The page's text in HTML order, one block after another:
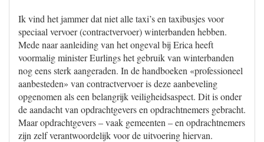
Ik vind het jammer dat niet alle taxi’s en taxibusjes voor
speciaal vervoer (contractvervoer) winterbanden hebben.
Mede naar aanleiding van het ongeval bij Erica heeft
voormalig minister Eurlings het gebruik van winterbanden
nog eens sterk aangeraden. In de handboeken «professioneel
aanbesteden» van contractvervoer is deze aanbeveling
opgenomen als een belangrijk veiligheidsaspect. Dit is onder
de aandacht van opdrachtgevers en opdrachtnemers gebracht.
Maar opdrachtgevers – vaak gemeenten – en opdrachtnemers
zijn zelf verantwoordelijk voor de uitvoering hiervan.